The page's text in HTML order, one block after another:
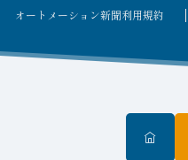
オートメーション新聞利用規約